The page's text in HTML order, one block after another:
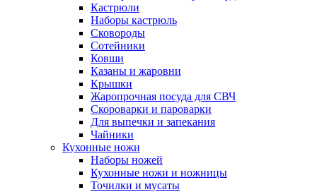
Кастрюли
Наборы кастрюль
Сковороды
Сотейники
Ковши
Казаны и жаровни
Крышки
Жаропрочная посуда для СВЧ
Скороварки и пароварки
Для выпечки и запекания
Чайники
Кухонные ножи
Наборы ножей
Кухонные ножи и ножницы
Точилки и мусаты